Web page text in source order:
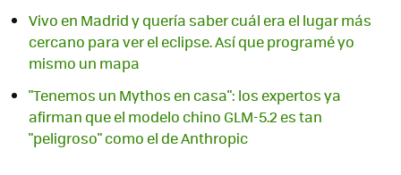
Vivo en Madrid y quería saber cuál era el lugar más
cercano para ver el eclipse. Así que programé yo
mismo un mapa
"Tenemos un Mythos en casa": los expertos ya
afirman que el modelo chino GLM-5.2 es tan
"peligroso" como el de Anthropic